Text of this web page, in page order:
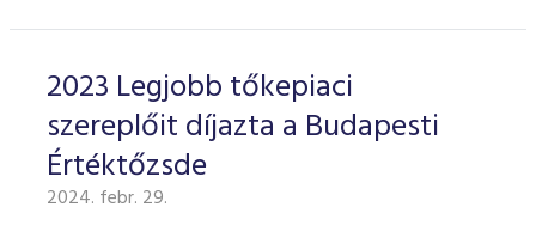
2023 Legjobb tőkepiaci
szereplőit díjazta a Budapesti
Értéktőzsde
2024. febr. 29.